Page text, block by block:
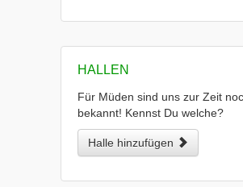
HALLEN
Für Müden sind uns zur Zeit
bekannt! Kennst Du welche?
Halle hinzufügen